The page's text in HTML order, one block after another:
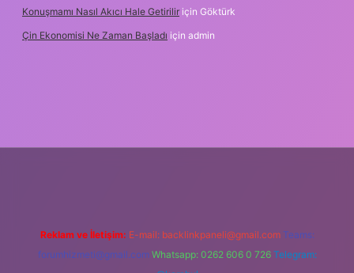
Konuşmamı Nasıl Akıcı Hale Getirilir için Göktürk
Çin Ekonomisi Ne Zaman Başladı için admin
Reklam ve İletişim: E-mail: backlinkpaneli@gmail.com Teams:
forumhizmeti@gmail.com Whatsapp: 0262 606 0 726 Telegram: